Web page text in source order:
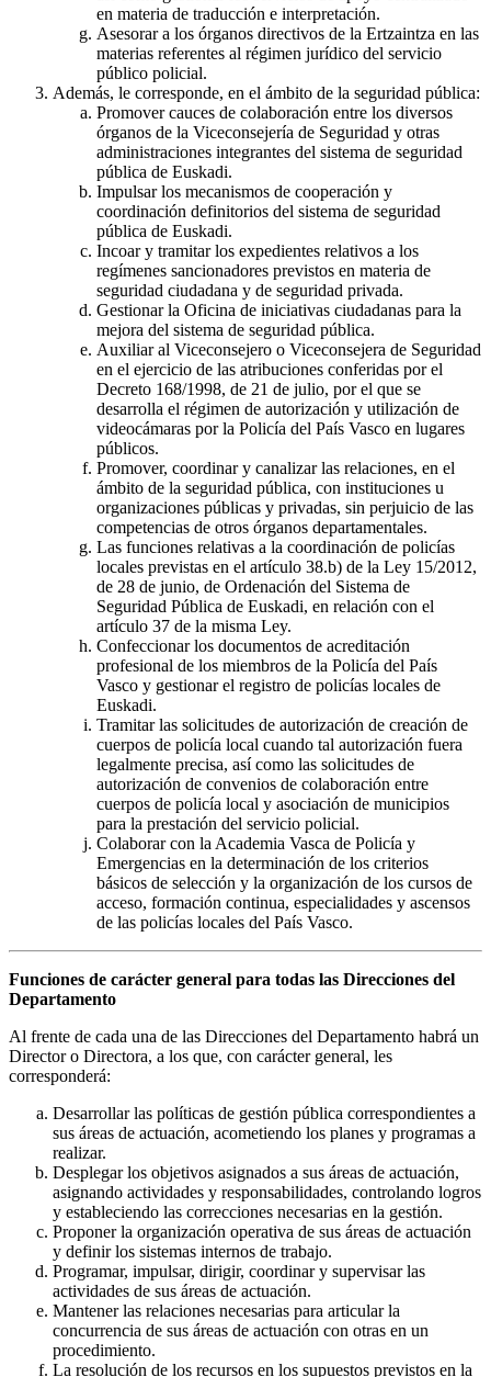
en materia de traducción e interpretación.
Asesorar a los órganos directivos de la Ertzaintza en las
materias referentes al régimen jurídico del servicio
público policial.
Además, le corresponde, en el ámbito de la seguridad pública:
Promover cauces de colaboración entre los diversos
órganos de la Viceconsejería de Seguridad y otras
administraciones integrantes del sistema de seguridad
pública de Euskadi.
Impulsar los mecanismos de cooperación y
coordinación definitorios del sistema de seguridad
pública de Euskadi.
Incoar y tramitar los expedientes relativos a los
regímenes sancionadores previstos en materia de
seguridad ciudadana y de seguridad privada.
Gestionar la Oficina de iniciativas ciudadanas para la
mejora del sistema de seguridad pública.
Auxiliar al Viceconsejero o Viceconsejera de Seguridad
en el ejercicio de las atribuciones conferidas por el
Decreto 168/1998, de 21 de julio, por el que se
desarrolla el régimen de autorización y utilización de
videocámaras por la Policía del País Vasco en lugares
públicos.
Promover, coordinar y canalizar las relaciones, en el
ámbito de la seguridad pública, con instituciones u
organizaciones públicas y privadas, sin perjuicio de las
competencias de otros órganos departamentales.
Las funciones relativas a la coordinación de policías
locales previstas en el artículo 38.b) de la Ley 15/2012,
de 28 de junio, de Ordenación del Sistema de
Seguridad Pública de Euskadi, en relación con el
artículo 37 de la misma Ley.
Confeccionar los documentos de acreditación
profesional de los miembros de la Policía del País
Vasco y gestionar el registro de policías locales de
Euskadi.
Tramitar las solicitudes de autorización de creación de
cuerpos de policía local cuando tal autorización fuera
legalmente precisa, así como las solicitudes de
autorización de convenios de colaboración entre
cuerpos de policía local y asociación de municipios
para la prestación del servicio policial.
Colaborar con la Academia Vasca de Policía y
Emergencias en la determinación de los criterios
básicos de selección y la organización de los cursos de
acceso, formación continua, especialidades y ascensos
de las policías locales del País Vasco.
Funciones de carácter general para todas las Direcciones del
Departamento
Al frente de cada una de las Direcciones del Departamento habrá un
Director o Directora, a los que, con carácter general, les
corresponderá:
Desarrollar las políticas de gestión pública correspondientes a
sus áreas de actuación, acometiendo los planes y programas a
realizar.
Desplegar los objetivos asignados a sus áreas de actuación,
asignando actividades y responsabilidades, controlando logros
y estableciendo las correcciones necesarias en la gestión.
Proponer la organización operativa de sus áreas de actuación
y definir los sistemas internos de trabajo.
Programar, impulsar, dirigir, coordinar y supervisar las
actividades de sus áreas de actuación.
Mantener las relaciones necesarias para articular la
concurrencia de sus áreas de actuación con otras en un
procedimiento.
La resolución de los recursos en los supuestos previstos en la